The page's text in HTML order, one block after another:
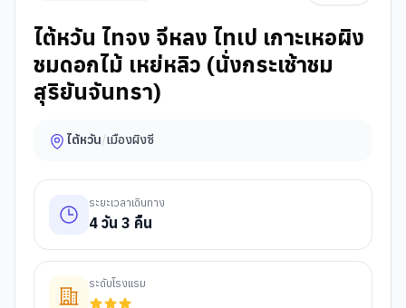
ไต้หวัน ไทจง จีหลง ไทเป เกาะเหอผิง
ชมดอกไม้ เหย่หลิว (นั่งกระเช้าชม
สุริยันจันทรา)
ไต้หวัน/เมืองผิงซี
ระยะเวลาเดินทาง
4 วัน 3 คืน
ระดับโรงแรม